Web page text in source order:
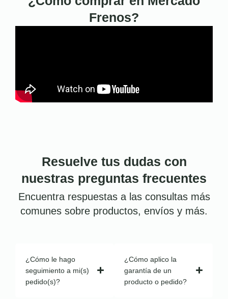
Frenos?
Resuelve tus dudas con
nuestras preguntas frecuentes
Encuentra respuestas a las consultas más
comunes sobre productos, envíos y más.
¿Cómo le hago
seguimiento a mi(s)
pedido(s)?
¿Cómo aplico la
garantía de un
producto o pedido?